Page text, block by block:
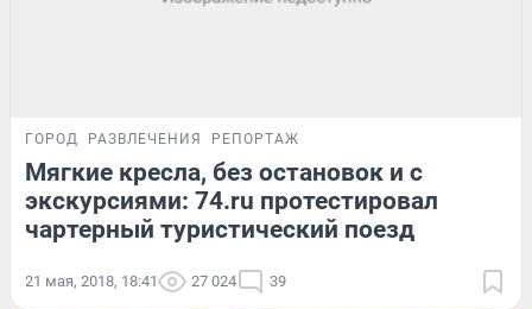
ГОРОД РАЗВЛЕЧЕНИЯ РЕПОРТАЖ
Мягкие кресла, без остановок и с
экскурсиями: 74.ru протестировал
чартерный туристический поезд
21 мая, 2018, 18:41 27 024 39